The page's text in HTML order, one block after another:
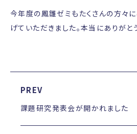
今年度の鳳雛ゼミもたくさんの方々
げていただきました。本当にありがと
PREV
課題研究発表会が開かれました